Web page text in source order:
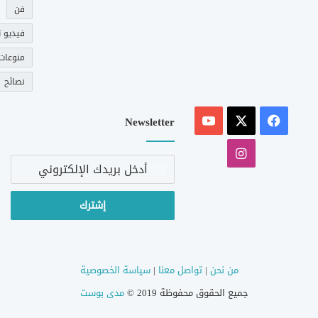
فن
فيديو
نصائح
فيسبوك
‫YouTube
انستقرام
Newsletter
أدخل
الإلكتروني
من نحن |تواصل معنا |سياسة الخصوصية
جميع الحقوق محفوظة 2019 ©
مدى بوست